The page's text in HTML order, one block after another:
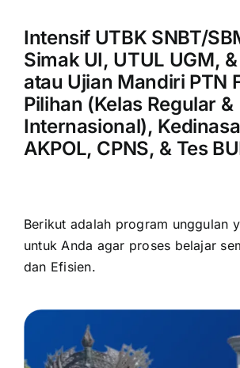
Intensif UTBK SNBT/
Simak UI, UTUL UGM,
atau Ujian Mandiri PTN
Pilihan (Kelas Regular &
Internasional),
AKPOL, CPNS, & Tes
Berikut adalah program unggulan
untuk Anda agar proses belajar
dan Efisien.